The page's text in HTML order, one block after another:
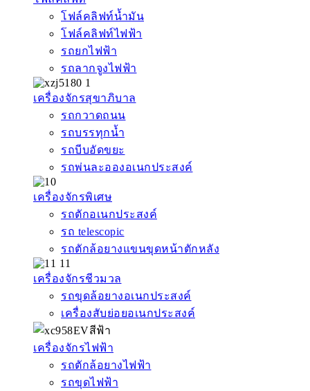
โฟล์คลิฟท์น้ำมัน
โฟล์คลิฟท์ไฟฟ้า
รถยกไฟฟ้า
รถลากจูงไฟฟ้า
เครื่องจักรสุขาภิบาล
รถกวาดถนน
รถบรรทุกน้ำ
รถบีบอัดขยะ
รถพ่นละอองอเนกประสงค์
เครื่องจักรพิเศษ
รถตักอเนกประสงค์
รถ telescopic
รถตักล้อยางแขนขุดหน้าตักหลัง
เครื่องจักรชีวมวล
รถขุดล้อยางอเนกประสงค์
เครื่องสับย่อยอเนกประสงค์
เครื่องจักรไฟฟ้า
รถตักล้อยางไฟฟ้า
รถขุดไฟฟ้า